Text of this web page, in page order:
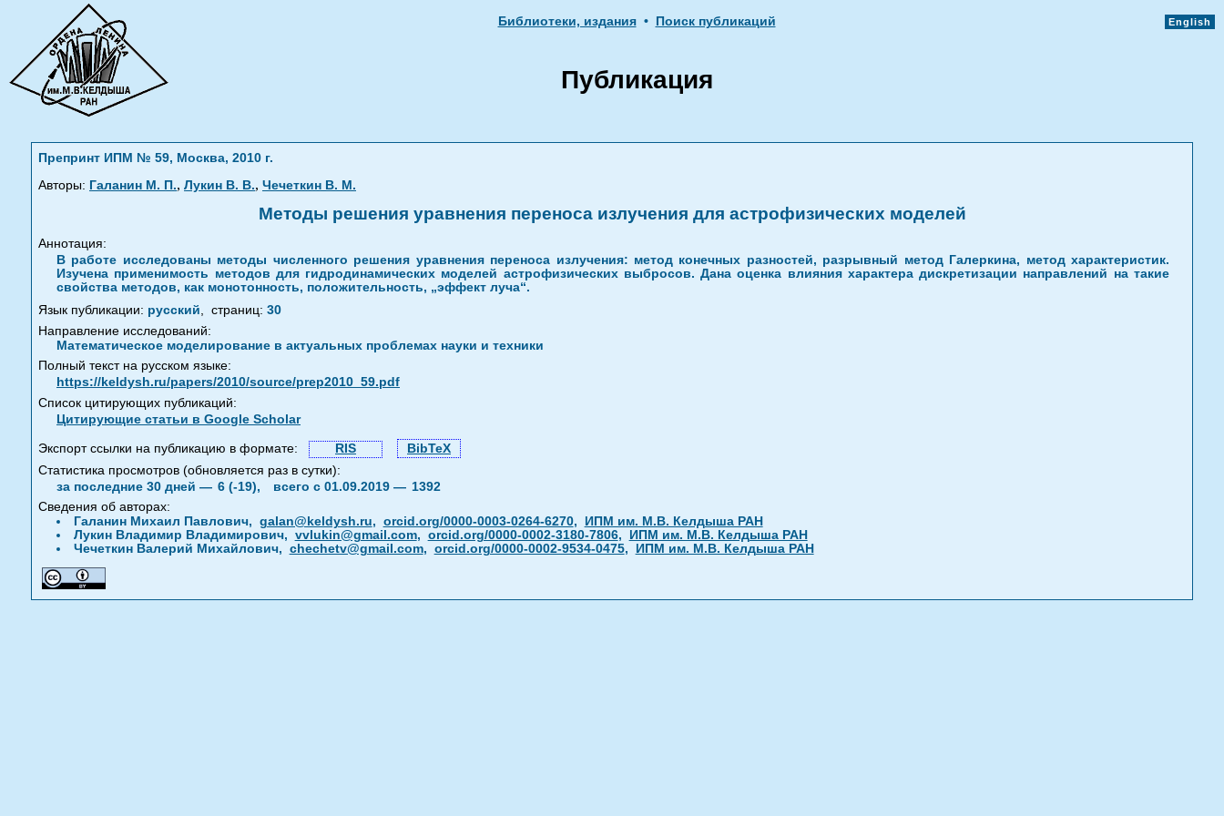
Библиотеки, издания • Поиск публикаций English
Публикация
Препринт ИПМ № 59, Москва, 2010 г.
Авторы: Галанин М. П., Лукин В. В., Чечеткин В. М.
Методы решения уравнения переноса излучения для астрофизических моделей
Аннотация:
В работе исследованы методы численного решения уравнения переноса излучения: метод конечных разностей, разрывный метод Галеркина, метод характеристик.
Изучена применимость методов для гидродинамических моделей астрофизических выбросов. Дана оценка влияния характера дискретизации направлений на такие
свойства методов, как монотонность, положительность, „эффект луча“.
Язык публикации: русский, страниц: 30
Направление исследований:
Математическое моделирование в актуальных проблемах науки и техники
Полный текст на русском языке:
https://keldysh.ru/papers/2010/source/prep2010_59.pdf
Список цитирующих публикаций:
Цитирующие статьи в Google Scholar
Экспорт ссылки на публикацию в формате: RIS
BibTeX
Статистика просмотров (обновляется раз в сутки):
за последние 30 дней — 6 (-19), всего с 01.09.2019 — 1392
Сведения об авторах:
Галанин Михаил Павлович, galan@keldysh.ru, orcid.org/0000-0003-0264-6270,
ИПМ им. М.В. Келдыша РАН
Лукин Владимир Владимирович, vvlukin@gmail.com, orcid.org/0000-0002-3180-7806,
ИПМ им. М.В. Келдыша РАН
Чечеткин Валерий Михайлович, chechetv@gmail.com, orcid.org/0000-0002-9534-0475, ИПМ им. М.В. Келдыша РАН